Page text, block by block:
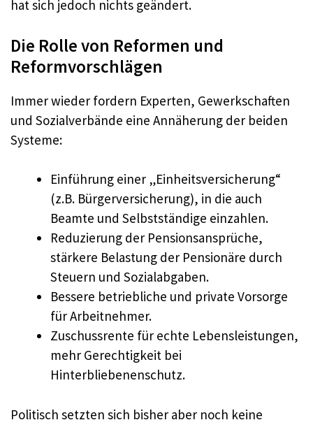
hat sich jedoch nichts geändert.
Die Rolle von Reformen und
Reformvorschlägen
Immer wieder fordern Experten, Gewerkschaften
und Sozialverbände eine Annäherung der beiden
Systeme:
Einführung einer „Einheitsversicherung“
(z.B. Bürgerversicherung), in die auch
Beamte und Selbstständige einzahlen.
Reduzierung der Pensionsansprüche,
stärkere Belastung der Pensionäre durch
Steuern und Sozialabgaben.
Bessere betriebliche und private Vorsorge
für Arbeitnehmer.
Zuschussrente für echte Lebensleistungen,
mehr Gerechtigkeit bei
Hinterbliebenenschutz.
Politisch setzten sich bisher aber noch keine